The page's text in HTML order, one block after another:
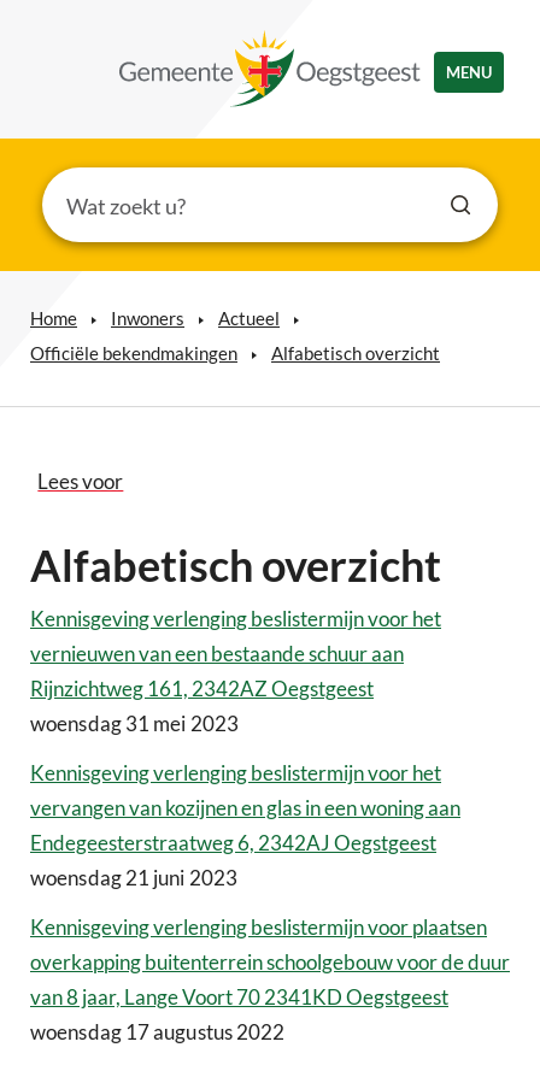
MENU
Home Inwoners
Actueel
Officiële bekendmakingen
Alfabetisch overzicht
Lees voor
Alfabetisch overzicht
Kennisgeving verlenging beslistermijn voor het
vernieuwen van een bestaande schuur aan
Rijnzichtweg 161, 2342AZ Oegstgeest
woensdag 31 mei 2023
Kennisgeving verlenging beslistermijn voor het
vervangen van kozijnen en glas in een woning aan
Endegeesterstraatweg 6, 2342AJ Oegstgeest
woensdag 21 juni 2023
Kennisgeving verlenging beslistermijn voor plaatsen
overkapping buitenterrein schoolgebouw voor de duur
van 8 jaar, Lange Voort 70 2341KD Oegstgeest
woensdag 17 augustus 2022